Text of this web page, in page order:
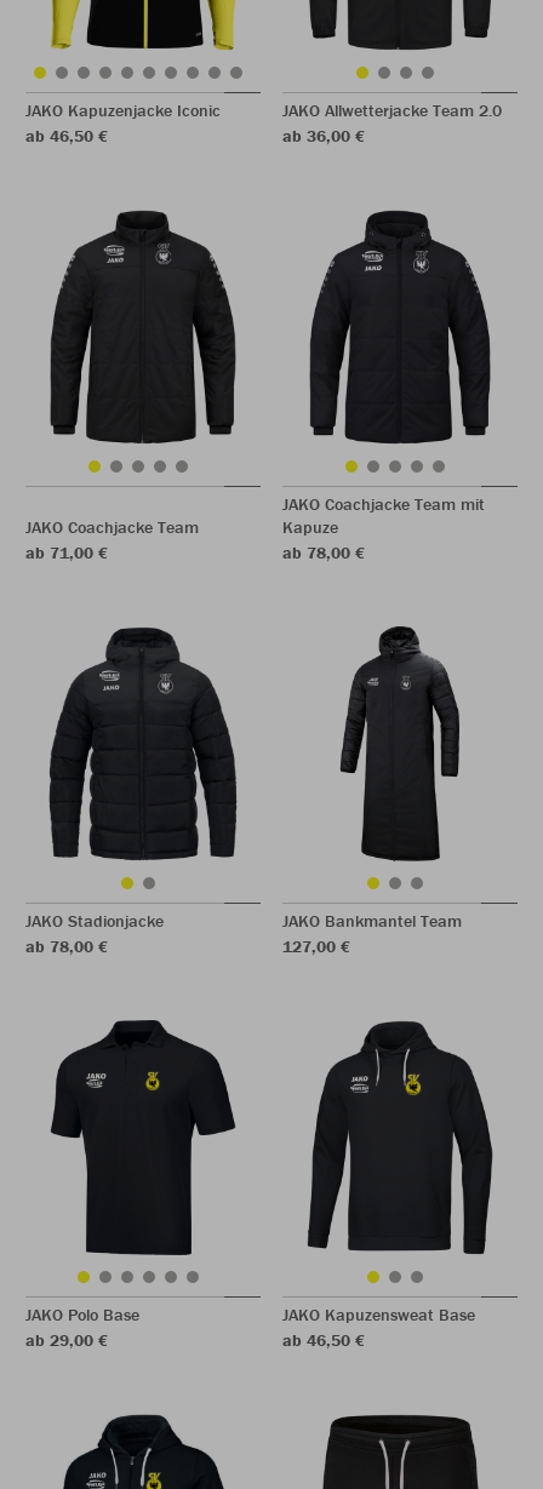
JAKO Kapuzenjacke Iconic
ab 46,50 €
JAKO Allwetterjacke Team 2.0
ab 36,00 €
JAKO Coachjacke Team
ab 71,00 €
JAKO Coachjacke Team mit
Kapuze
ab 78,00 €
JAKO Stadionjacke
ab 78,00 €
JAKO Bankmantel Team
127,00 €
JAKO Polo Base
ab 29,00 €
JAKO Kapuzensweat Base
ab 46,50 €